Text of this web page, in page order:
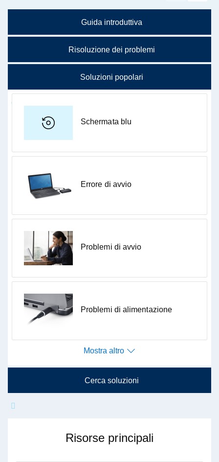
Guida introduttiva
Inizia subito
Risoluzione dei problemi
Risoluzione dei problemi e
diagnostica
Risolvi i problemi come prestazioni lente, blocchi o
problemi di connessione.
Verifica la disponibilità di aggiornamenti del software o
Verifica aggiornamenti
Il test rapido permette di risolvere i problemi più comuni
e migliorare le prestazioni complessive del dispositivo.
Soluzioni popolari
Schermata blu
Errore di avvio
Problemi di avvio
Problemi di alimentazione
Mostra altro
Cerca soluzioni
16 DC16250
Risorse principali